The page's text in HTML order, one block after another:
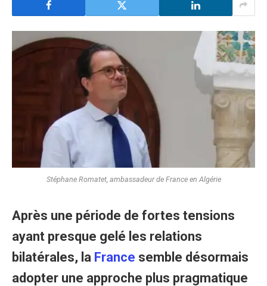
Stéphane Romatet, ambassadeur de France en Algérie
Après une période de fortes tensions
ayant presque gelé les relations
bilatérales, la France semble désormais
adopter une approche plus pragmatique